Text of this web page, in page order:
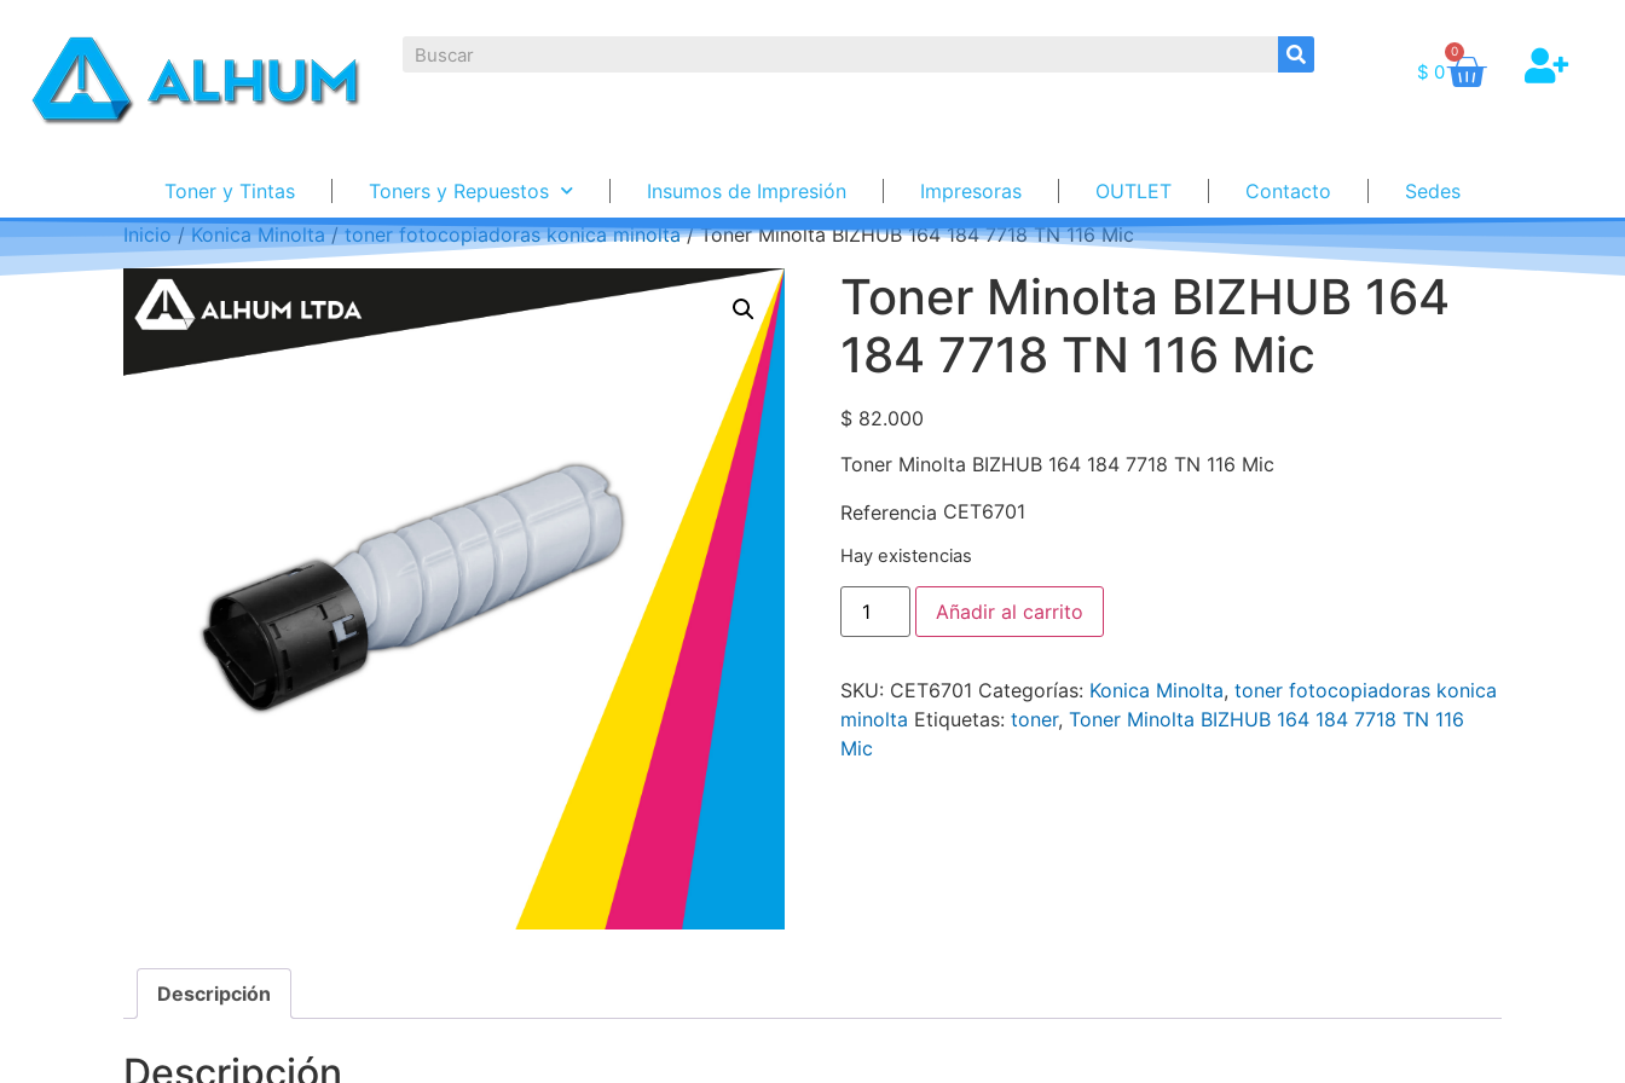
$ 0
0
Toner y Tintas Toners y Repuestos Insumos de Impresión Impresoras OUTLET Contacto
Sedes
Inicio/Konica Minolta/toner fotocopiadoras konica minolta/ Toner Minolta BIZHUB 164 184 7718 TN 116 Mic
Toner Minolta BIZHUB 164
184 7718 TN 116 Mic
$82.000
Toner Minolta BIZHUB 164 184 7718 TN 116 Mic
Referencia CET6701
Hay existencias
Añadir al carrito
SKU: CET6701 Categorías: Konica Minolta, toner fotocopiadoras konica
minolta Etiquetas: toner, Toner Minolta BIZHUB 164 184 7718 TN 116
Mic
Descripción
Descripción